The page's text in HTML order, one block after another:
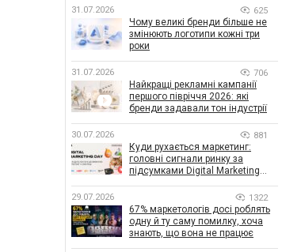
31.07.2026 625
Чому великі бренди більше не
змінюють логотипи кожні три
роки
31.07.2026 706
Найкращі рекламні кампанії
першого півріччя 2026: які
бренди задавали тон індустрії
30.07.2026 881
Куди рухається маркетинг:
головні сигнали ринку за
підсумками Digital Marketing
29.07.2026 1322
67% маркетологів досі роблять
одну й ту саму помилку, хоча
знають, що вона не працює